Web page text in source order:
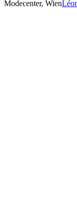
Modecenter, Wien